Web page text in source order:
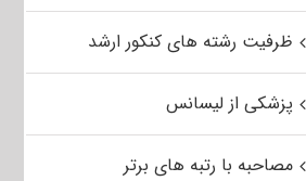
ظرفیت رشته های کنکور ارشد
پزشکی از لیسانس
مصاحبه با رتبه های برتر